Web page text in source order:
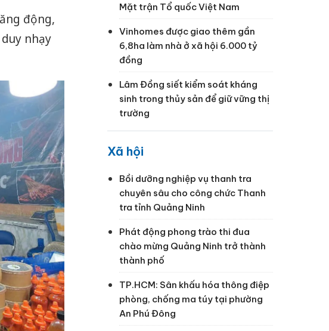
động,
nhạy
Mặt trận Tổ quốc Việt Nam
Vinhomes được giao thêm gần
6,8ha làm nhà ở xã hội 6.000 tỷ
đồng
Lâm Đồng siết kiểm soát kháng
sinh trong thủy sản để giữ vững thị
trường
Xã hội
Bồi dưỡng nghiệp vụ thanh tra
chuyên sâu cho công chức Thanh
tra tỉnh Quảng Ninh
Phát động phong trào thi đua
chào mừng Quảng Ninh trở thành
thành phố
TP.HCM: Sân khấu hóa thông điệp
phòng, chống ma túy tại phường
An Phú Đông